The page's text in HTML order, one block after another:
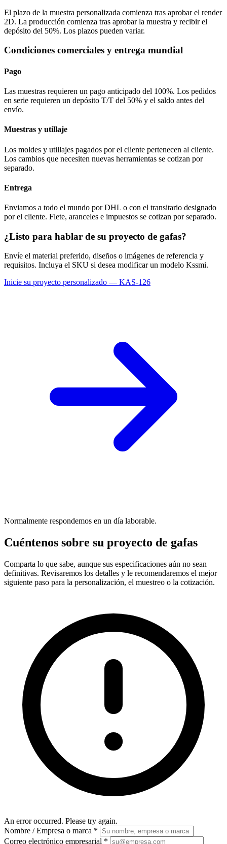
El plazo de la muestra personalizada comienza tras aprobar el render
2D. La producción comienza tras aprobar la muestra y recibir el
depósito del 50%. Los plazos pueden variar.
Condiciones comerciales y entrega mundial
Pago
Las muestras requieren un pago anticipado del 100%. Los pedidos
en serie requieren un depósito T/T del 50% y el saldo antes del
envío.
Muestras y utillaje
Los moldes y utillajes pagados por el cliente pertenecen al cliente.
Los cambios que necesiten nuevas herramientas se cotizan por
separado.
Entrega
Enviamos a todo el mundo por DHL o con el transitario designado
por el cliente. Flete, aranceles e impuestos se cotizan por separado.
¿Listo para hablar de su proyecto de gafas?
Envíe el material preferido, diseños o imágenes de referencia y
requisitos. Incluya el SKU si desea modificar un modelo Kssmi.
Inicie su proyecto personalizado — KAS-126
Normalmente respondemos en un día laborable.
Cuéntenos sobre su proyecto de gafas
Comparta lo que sabe, aunque sus especificaciones aún no sean
definitivas. Revisaremos los detalles y le recomendaremos el mejor
siguiente paso para la personalización, el muestreo o la cotización.
An error occurred. Please try again.
Nombre / Empresa o marca *
Correo electrónico empresarial *